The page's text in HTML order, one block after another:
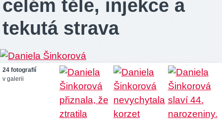
celém těle, injekce a
tekutá strava
24 fotografií
v galerii